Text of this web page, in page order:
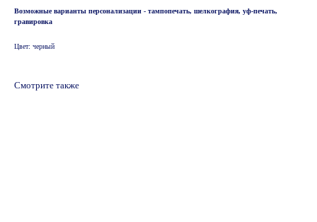
Возможные варианты персонализации - тампопечать, шелкография, уф-печать,
гравировка
Цвет: черный
Смотрите также